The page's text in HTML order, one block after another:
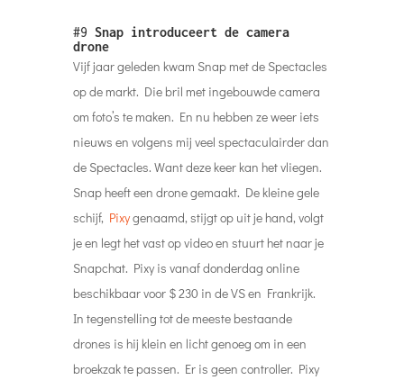
#9 Snap introduceert de camera
drone
Vijf jaar geleden kwam Snap met de Spectacles
op de markt. Die bril met ingebouwde camera
om foto’s te maken. En nu hebben ze weer iets
nieuws en volgens mij veel spectaculairder dan
de Spectacles. Want deze keer kan het vliegen.
Snap heeft een drone gemaakt. De kleine gele
schijf, Pixygenaamd, stijgt op uit je hand, volgt
je en legt het vast op video en stuurt het naar je
Snapchat. Pixy is vanaf donderdag online
beschikbaar voor $ 230 in de VS en Frankrijk.
In tegenstelling tot de meeste bestaande
drones is hij klein en licht genoeg om in een
broekzak te passen. Er is geen controller. Pixy